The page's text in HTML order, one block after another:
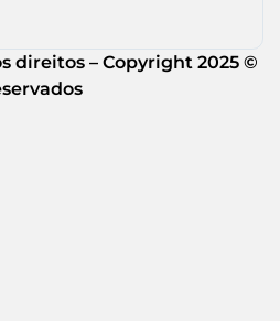
direitos – Copyright 2025 ©